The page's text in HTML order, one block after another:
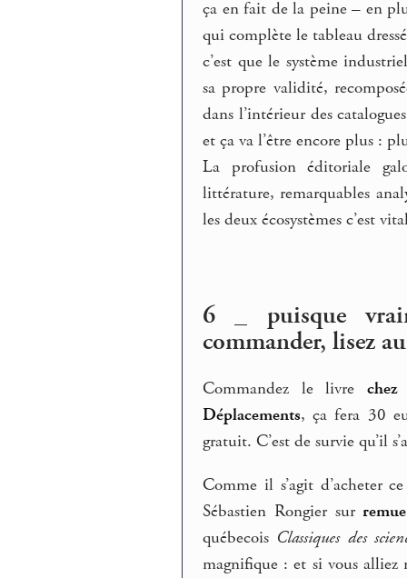
ça en fait de la peine – en
qui complète le tableau
c’est que le système
sa propre validité,
dans l’intérieur des
et ça va l’être encore plus :
La profusion éditoriale
littérature, remarquables
les deux écosystèmes c’est
6 _ puisque
commander, lisez
Commandez le livre chez
Déplacements, ça fera 30
gratuit. C’est de survie qu’il
Comme il s’agit d’acheter
Sébastien Rongier sur
québecois Classiques des
magnifique : et si vous